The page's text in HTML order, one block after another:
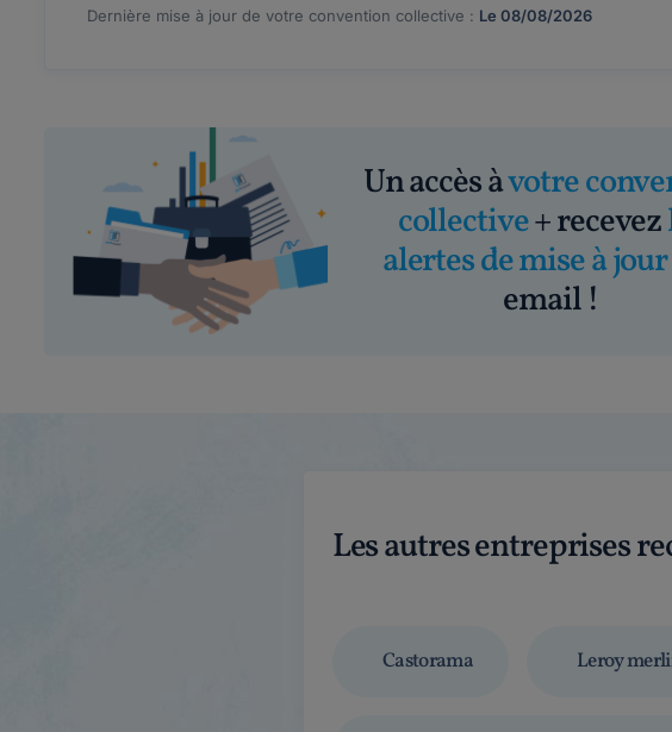
Dernière mise à jour de votre convention collective : Le 08/08/2026
Un accès àvotre
collective+ recevez
alertes de mise à jour
email !
Les autres entreprises
Castorama Leroy